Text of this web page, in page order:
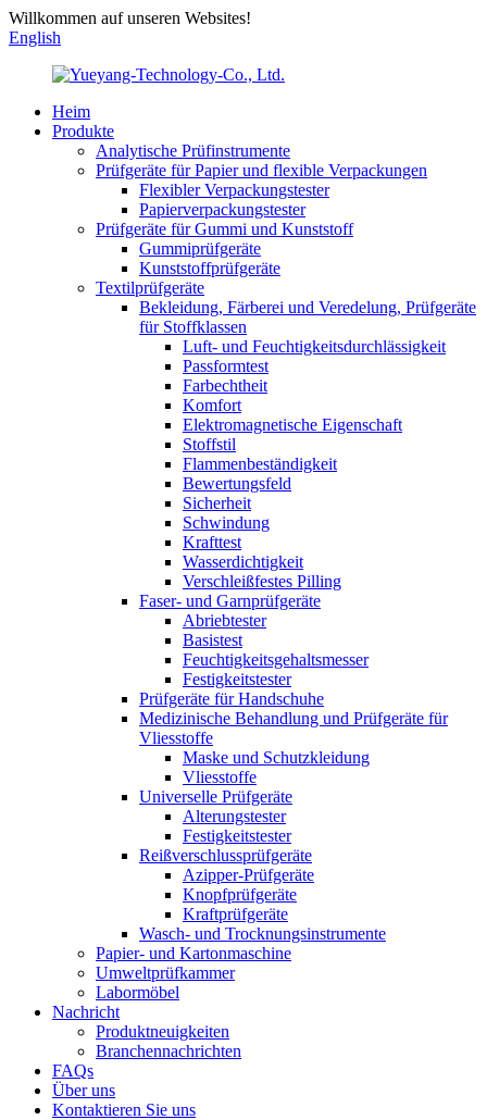
Willkommen auf unseren Websites!
English
Heim
Produkte
Analytische Prüfinstrumente
Prüfgeräte für Papier und flexible Verpackungen
Flexibler Verpackungstester
Papierverpackungstester
Prüfgeräte für Gummi und Kunststoff
Gummiprüfgeräte
Kunststoffprüfgeräte
Textilprüfgeräte
Bekleidung, Färberei und Veredelung, Prüfgeräte
für Stoffklassen
Luft- und Feuchtigkeitsdurchlässigkeit
Passformtest
Farbechtheit
Komfort
Elektromagnetische Eigenschaft
Stoffstil
Flammenbeständigkeit
Bewertungsfeld
Sicherheit
Schwindung
Krafttest
Wasserdichtigkeit
Verschleißfestes Pilling
Faser- und Garnprüfgeräte
Abriebtester
Basistest
Feuchtigkeitsgehaltsmesser
Festigkeitstester
Prüfgeräte für Handschuhe
Medizinische Behandlung und Prüfgeräte für
Vliesstoffe
Maske und Schutzkleidung
Vliesstoffe
Universelle Prüfgeräte
Alterungstester
Festigkeitstester
Reißverschlussprüfgeräte
Azipper-Prüfgeräte
Knopfprüfgeräte
Kraftprüfgeräte
Wasch- und Trocknungsinstrumente
Papier- und Kartonmaschine
Umweltprüfkammer
Labormöbel
Nachricht
Produktneuigkeiten
Branchennachrichten
FAQs
Über uns
Kontaktieren Sie uns